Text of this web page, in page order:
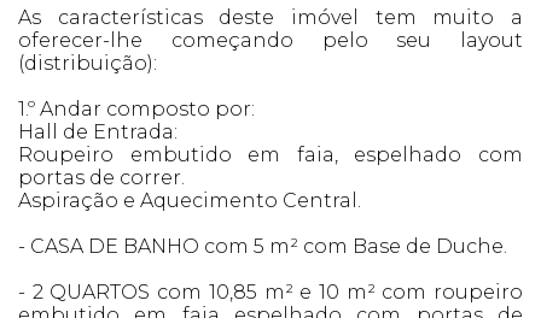
As características deste imóvel tem muito a
oferecer-lhe começando pelo seu layout
(distribuição):
1.º Andar composto por:
Hall de Entrada:
Roupeiro embutido em faia, espelhado com
portas de correr.
Aspiração e Aquecimento Central.
- CASA DE BANHO com 5 m² com Base de Duche.
- 2 QUARTOS com 10,85 m² e 10 m² com roupeiro